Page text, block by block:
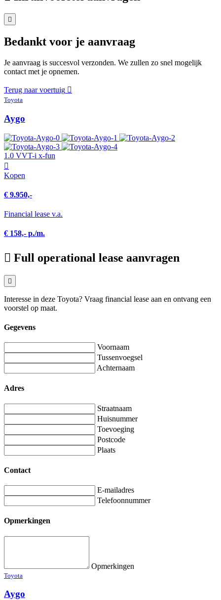
Bedankt voor je aanvraag
Je aanvraag is succesvol verzonden. We zullen zo snel mogelijk
contact met je opnemen.
Terug naar voertuig
Toyota
Aygo
1.0 VVT-i x-fun
Kopen
€ 9.950,-
Financial lease v.a.
€ 158,- p./m.
Full operational lease aanvragen
Interesse in deze Toyota? Vraag financial lease aan en ontvang een
voorstel op maat.
Gegevens
Voornaam
Tussenvoegsel
Achternaam
Adres
Straatnaam
Huisnummer
Toevoeging
Postcode
Plaats
Contact
E-mailadres
Telefoonnummer
Opmerkingen
Opmerkingen
Toyota
Aygo